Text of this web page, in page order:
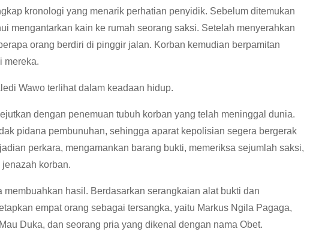
kronologi yang menarik perhatian penyidik. Sebelum ditemukan
mengantarkan kain ke rumah seorang saksi. Setelah menyerahkan
orang berdiri di pinggir jalan. Korban kemudian berpamitan
mereka.
Wawo terlihat dalam keadaan hidup.
dengan penemuan tubuh korban yang telah meninggal dunia.
pidana pembunuhan, sehingga aparat kepolisian segera bergerak
perkara, mengamankan barang bukti, memeriksa sejumlah saksi,
korban.
membuahkan hasil. Berdasarkan serangkaian alat bukti dan
empat orang sebagai tersangka, yaitu Markus Ngila Pagaga,
Duka, dan seorang pria yang dikenal dengan nama Obet.